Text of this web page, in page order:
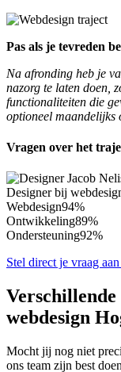
Pas als je tevreden
Na afronding heb je
nazorg te laten doen,
functionaliteiten die
optioneel maandelijks
Vragen over het
Designer bij
Webdesign94%
Ontwikkeling89%
Ondersteuning92%
Stel direct je vraag
webdesign
Mocht jij nog niet
ons team zijn best